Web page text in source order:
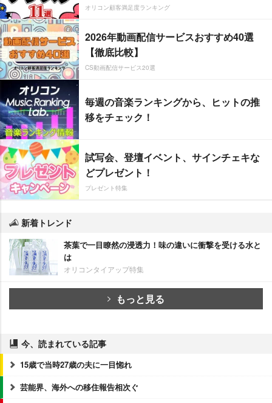
オリコン顧客満足度ランキング
2026年動画配信サービスおすすめ40選
【徹底比較】
CS動画配信サービス20選
毎週の音楽ランキングから、ヒットの推
移をチェック！
試写会、登壇イベント、サインチェキな
どプレゼント！
プレゼント特集
新着トレンド
茶葉で一目瞭然の浸透力！味の違いに衝撃を受ける水と
は
オリコンタイアップ特集
もっと見る
今、読まれている記事
15歳で当時27歳の夫に一目惚れ
芸能界、海外への移住報告相次ぐ